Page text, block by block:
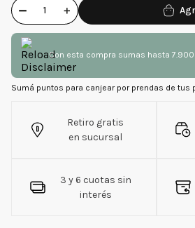
＋
－
Con esta compra sumas hasta
Sumá puntos para canjear por prendas de tus
Retiro gratis
en sucursal
3 y 6 cuotas sin
interés